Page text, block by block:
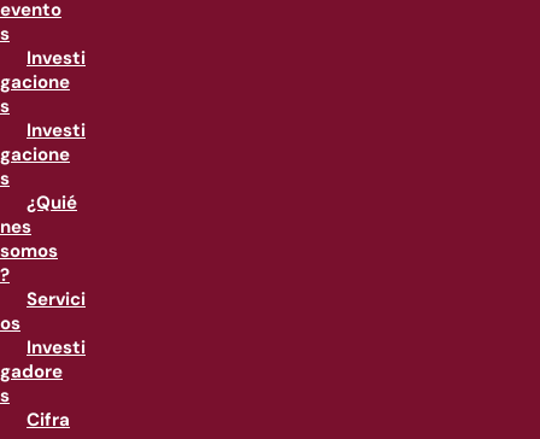
evento
s
Investi
gacione
s
Investi
gacione
s
¿Quié
nes
somos
?
Servici
os
Investi
gadore
s
Cifra